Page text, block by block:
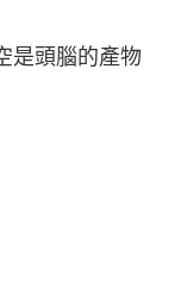
是頭腦的產物